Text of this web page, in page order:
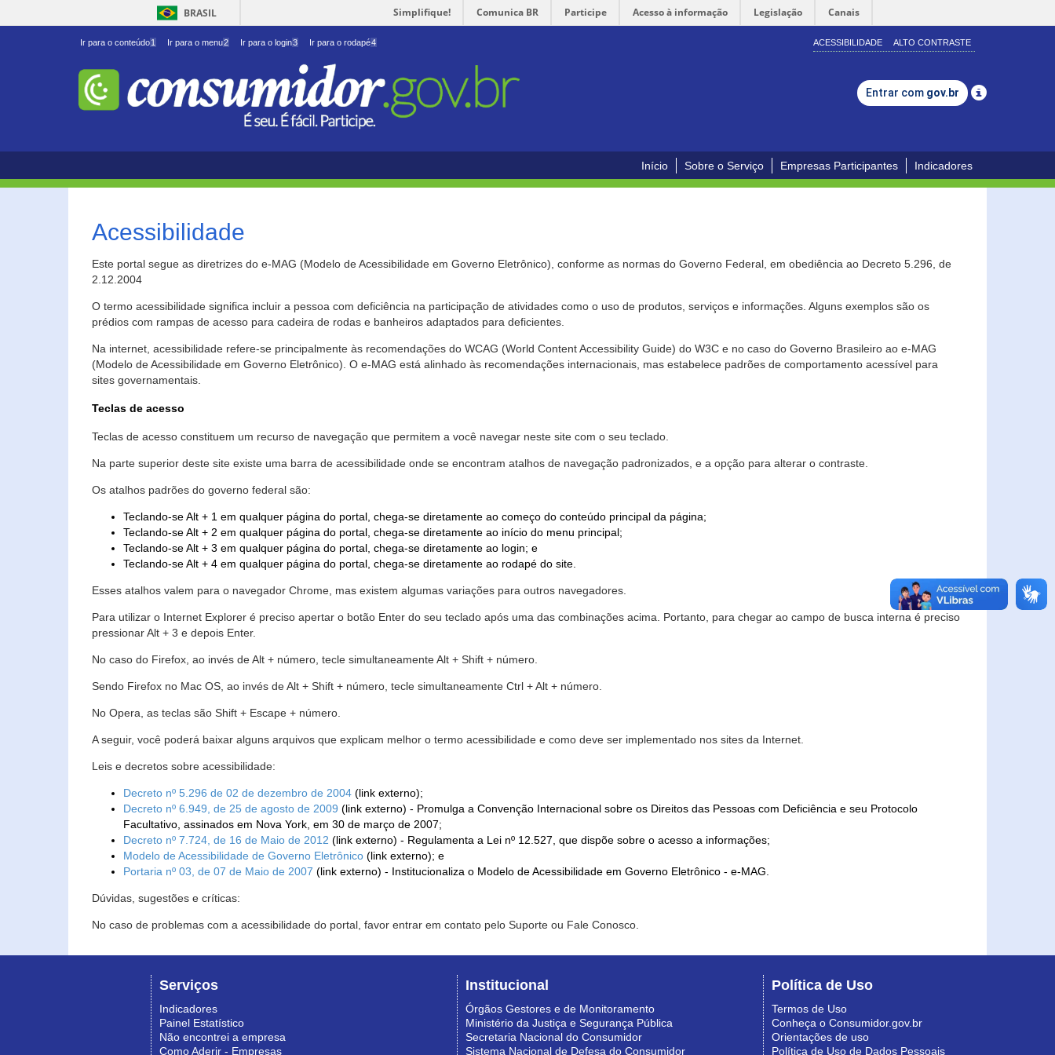
BRASIL Simplifique! Comunica BR Participe Acesso à informação Legislação Canais
Ir para o conteúdo1 Ir para o menu2 Ir para o login3 Ir para o rodapé4 ACESSIBILIDADE ALTO CONTRASTE
Entrar com gov.br
Início Sobre o Serviço Empresas Participantes Indicadores
Acessibilidade
Este portal segue as diretrizes do e-MAG (Modelo de Acessibilidade em Governo Eletrônico), conforme as normas do Governo Federal, em obediência ao Decreto 5.296, de
2.12.2004
O termo acessibilidade significa incluir a pessoa com deficiência na participação de atividades como o uso de produtos, serviços e informações. Alguns exemplos são os
prédios com rampas de acesso para cadeira de rodas e banheiros adaptados para deficientes.
Na internet, acessibilidade refere-se principalmente às recomendações do WCAG (World Content Accessibility Guide) do W3C e no caso do Governo Brasileiro ao e-MAG
(Modelo de Acessibilidade em Governo Eletrônico). O e-MAG está alinhado às recomendações internacionais, mas estabelece padrões de comportamento acessível para
sites governamentais.
Teclas de acesso
Teclas de acesso constituem um recurso de navegação que permitem a você navegar neste site com o seu teclado.
Na parte superior deste site existe uma barra de acessibilidade onde se encontram atalhos de navegação padronizados, e a opção para alterar o contraste.
Os atalhos padrões do governo federal são:
Teclando-se Alt + 1 em qualquer página do portal, chega-se diretamente ao começo do conteúdo principal da página;
Teclando-se Alt + 2 em qualquer página do portal, chega-se diretamente ao início do menu principal;
Teclando-se Alt + 3 em qualquer página do portal, chega-se diretamente ao login; e
Teclando-se Alt + 4 em qualquer página do portal, chega-se diretamente ao rodapé do site.
Esses atalhos valem para o navegador Chrome, mas existem algumas variações para outros navegadores.
Para utilizar o Internet Explorer é preciso apertar o botão Enter do seu teclado após uma das combinações acima. Portanto, para chegar ao campo de busca interna é preciso
pressionar Alt + 3 e depois Enter.
No caso do Firefox, ao invés de Alt + número, tecle simultaneamente Alt + Shift + número.
Sendo Firefox no Mac OS, ao invés de Alt + Shift + número, tecle simultaneamente Ctrl + Alt + número.
No Opera, as teclas são Shift + Escape + número.
A seguir, você poderá baixar alguns arquivos que explicam melhor o termo acessibilidade e como deve ser implementado nos sites da Internet.
Leis e decretos sobre acessibilidade:
Decreto nº 5.296 de 02 de dezembro de 2004 (link externo);
Decreto nº 6.949, de 25 de agosto de 2009 (link externo) - Promulga a Convenção Internacional sobre os Direitos das Pessoas com Deficiência e seu Protocolo
Facultativo, assinados em Nova York, em 30 de março de 2007;
Decreto nº 7.724, de 16 de Maio de 2012 (link externo) - Regulamenta a Lei nº 12.527, que dispõe sobre o acesso a informações;
Modelo de Acessibilidade de Governo Eletrônico (link externo); e
Portaria nº 03, de 07 de Maio de 2007 (link externo) - Institucionaliza o Modelo de Acessibilidade em Governo Eletrônico - e-MAG.
Dúvidas, sugestões e críticas:
No caso de problemas com a acessibilidade do portal, favor entrar em contato pelo Suporte ou Fale Conosco.
Serviços
Indicadores
Painel Estatístico
Não encontrei a empresa
Como Aderir - Empresas
Institucional
Órgãos Gestores e de Monitoramento
Ministério da Justiça e Segurança Pública
Secretaria Nacional do Consumidor
Sistema Nacional de Defesa do Consumidor
Política de Uso
Termos de Uso
Conheça o Consumidor.gov.br
Orientações de uso
Política de Uso de Dados Pessoais